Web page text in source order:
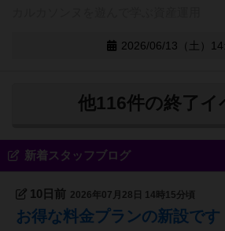
2026/06/13（土）
他116件の終了イ
新着スタッフブログ
10日前 2026年07月28日 14時15分頃
お得な料金プランの新設です